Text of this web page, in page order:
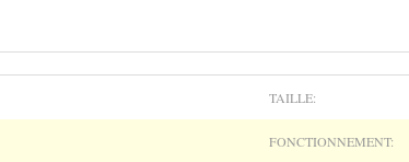
TAILLE:
FONCTIONNEMENT: